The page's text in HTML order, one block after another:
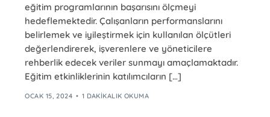
eğitim programlarının başarısını ölçmeyi
hedeflemektedir. Çalışanların performanslarını
belirlemek ve iyileştirmek için kullanılan ölçütleri
değerlendirerek, işverenlere ve yöneticilere
rehberlik edecek veriler sunmayı amaçlamaktadır.
Eğitim etkinliklerinin katılımcıların […]
OCAK 15, 2024 1 DAKIKALIK OKUMA